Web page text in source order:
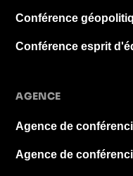
Conférence
Conférence esprit
AGENCE
Agence de
Agence de